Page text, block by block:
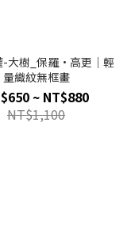
-大樹_保羅·高更｜輕
量織紋無框畫
~ NT$880
NT$1,100